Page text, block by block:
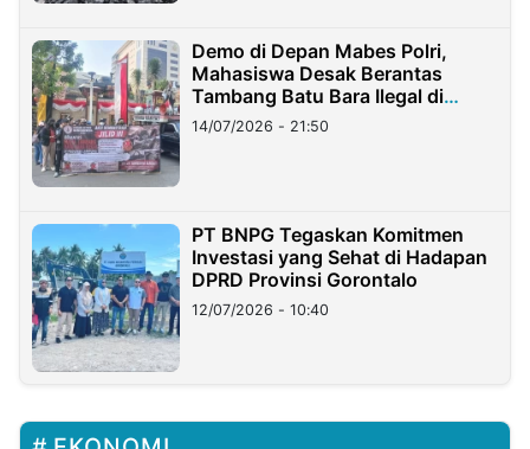
Demo di Depan Mabes Polri,
Mahasiswa Desak Berantas
Tambang Batu Bara Ilegal di
Lampung
14/07/2026 - 21:50
PT BNPG Tegaskan Komitmen
Investasi yang Sehat di Hadapan
DPRD Provinsi Gorontalo
12/07/2026 - 10:40